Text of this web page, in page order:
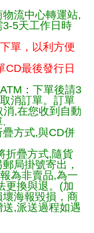
流中心轉運站,
5天工作日時
單，以利方便
最後發行日
：下單後請3
消訂單。訂單
,在您收到自動
.
疊方式,與CD併
折疊方式,隨貨
局掛號寄出，
為非賣品,為一
更換與退。(加
海報毀損，商
,派送過程如遇